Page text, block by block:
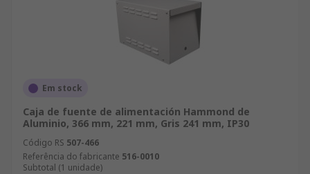
Em stock
Caja de fuente de alimentación Hammond de
Aluminio, 366 mm, 221 mm, Gris 241 mm, IP30
Código RS 507-466
Referência do fabricante 516-0010
Subtotal (1 unidade)